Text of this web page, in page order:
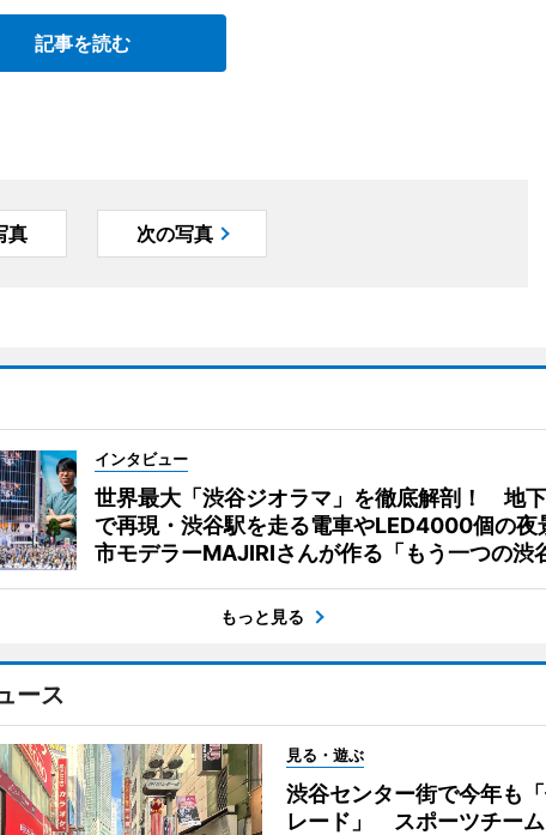
記事を読む
真 次の写真
インタビュー
世界最大「渋谷ジオラマ」を徹底解剖！ 地
で再現・渋谷駅を走る電車やLED4000個の
市モデラーMAJIRIさんが作る「もう一つの渋
もっと見る
ース
見る・遊ぶ
渋谷センター街で今年も
レード」 スポーツチー